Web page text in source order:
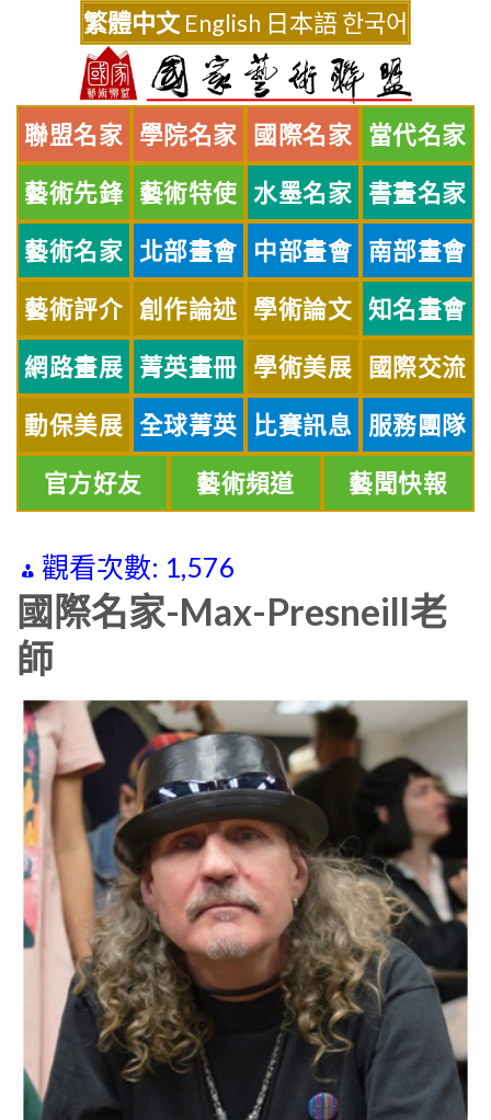
繁體中文 English 日本語한국어
聯盟名家 學院名家 國際名家 當代名家
藝術先鋒 藝術特使 水墨名家 書畫名家
藝術名家 北部畫會 中部畫會 南部畫會
藝術評介 創作論述 學術論文 知名畫會
網路畫展 菁英畫冊 學術美展 國際交流
動保美展 全球菁英 比賽訊息 服務團隊
官方好友 藝術頻道 藝聞快報
觀看次數: 1,576
國際名家-Max-Presneill老
師